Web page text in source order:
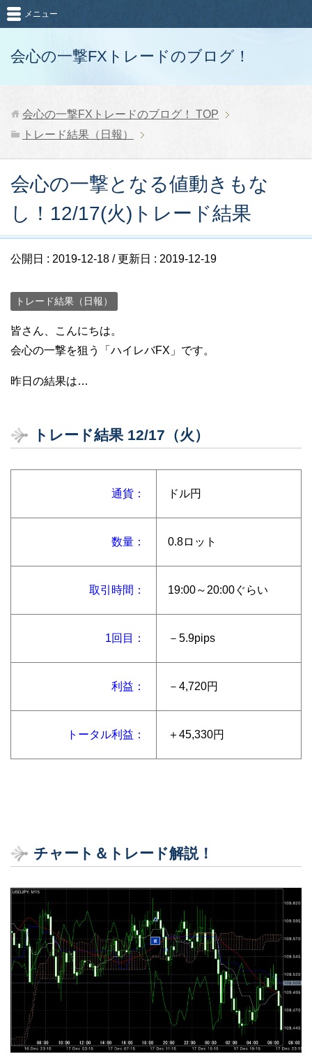
会心の一撃FXトレードのブログ！
メニュー
会心の一撃FXトレードのブログ！
TOP
トレード結果（日報）
会心の一撃となる値動きもな
し！12/17(火)トレード結果
公開日 : 2019-12-18 / 更新日 : 2019-12-19
トレード結果（日報）
皆さん、こんにちは。
会心の一撃を狙う「ハイレバFX」です。
昨日の結果は…
トレード結果 12/17（火）
通貨： ドル円
数量： 0.8ロット
取引時間： 19:00～20:00ぐらい
1回目： －5.9pips
利益： －4,720円
トータル利益： ＋45,330円
チャート＆トレード解説！